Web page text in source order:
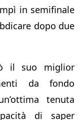
in semifinale
dopo due
il suo miglior
da fondo
tenuta
di saper